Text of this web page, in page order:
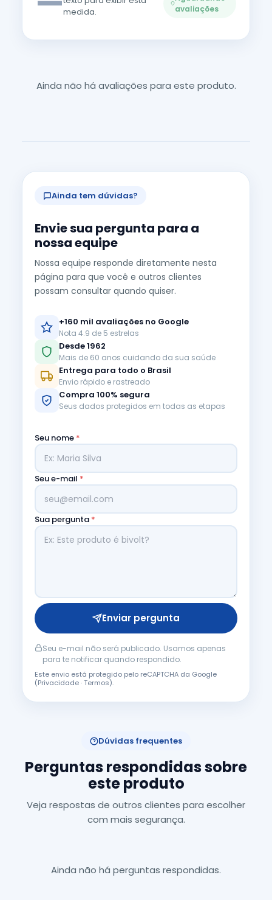
medida.
avaliações
Ainda não há avaliações para este produto.
Ainda tem dúvidas?
Envie sua pergunta para a
nossa equipe
Nossa equipe responde diretamente nesta
página para que você e outros clientes
possam consultar quando quiser.
+160 mil avaliações no Google
Nota 4.9 de 5 estrelas
Desde 1962
Mais de 60 anos cuidando da sua saúde
Entrega para todo o Brasil
Envio rápido e rastreado
Compra 100% segura
Seus dados protegidos em todas as etapas
Seu nome *
Seu e-mail *
Sua pergunta *
Enviar pergunta
Seu e-mail não será publicado. Usamos apenas
para te notificar quando respondido.
Este envio está protegido pelo reCAPTCHA da Google
(Privacidade·Termos).
Dúvidas frequentes
Perguntas respondidas sobre
este produto
Veja respostas de outros clientes para escolher
com mais segurança.
Ainda não há perguntas respondidas.